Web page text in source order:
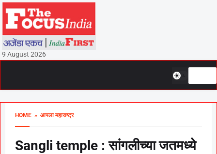
9 August 2026
HOME » आपला महाराष्ट्र
Sangli temple : सांगलीच्या जतमध्ये